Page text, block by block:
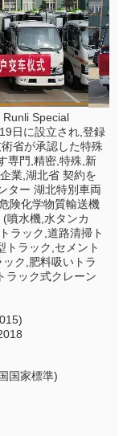
Special
日に設立され,登録
省が承認した特殊
専門,精密,特殊,新
業,湖北省 契約を
ター 湖北特別車両
険化学物質輸送機
噴水機,水タンカ
ラック,道路清掃ト
トラック,セメント
ク,肥料吸いトラ
ラック式クレーン
国家標準)